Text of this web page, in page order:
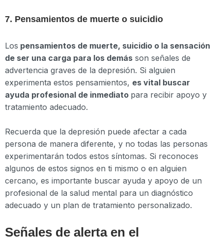
7. Pensamientos de muerte o suicidio
Los pensamientos de muerte, suicidio o la sensación
de ser una carga para los demás son señales de
advertencia graves de la depresión. Si alguien
experimenta estos pensamientos, es vital buscar
ayuda profesional de inmediato para recibir apoyo y
tratamiento adecuado.
Recuerda que la depresión puede afectar a cada
persona de manera diferente, y no todas las personas
experimentarán todos estos síntomas. Si reconoces
algunos de estos signos en ti mismo o en alguien
cercano, es importante buscar ayuda y apoyo de un
profesional de la salud mental para un diagnóstico
adecuado y un plan de tratamiento personalizado.
Señales de alerta en el